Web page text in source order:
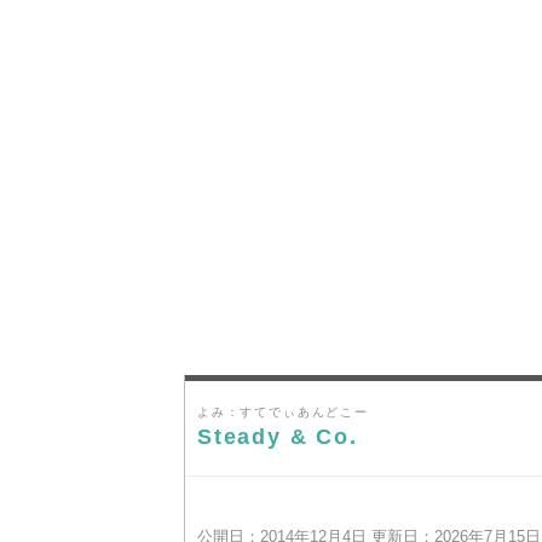
よみ：すてでぃあんどこー
Steady & Co.
公開日：2014年12月4日 更新日：2026年7月15日